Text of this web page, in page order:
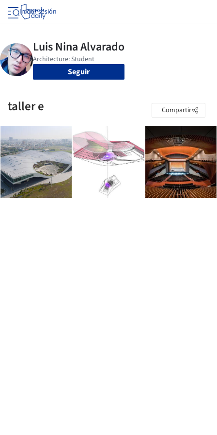
Iniciar sesión
Seguir
taller e Compartir